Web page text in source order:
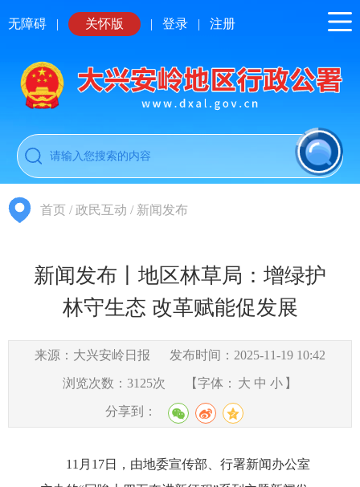
无障碍 | 关怀版 | 登录 | 注册
首页 /政民互动 / 新闻发布
新闻发布丨地区林草局：增绿护
林守生态 改革赋能促发展
来源：大兴安岭日报 发布时间：2025-11-19 10:42
浏览次数： 3125次 【字体： 大 中 小 】
分享到：
11月1 7日，由地委宣传部、行署新闻办公室